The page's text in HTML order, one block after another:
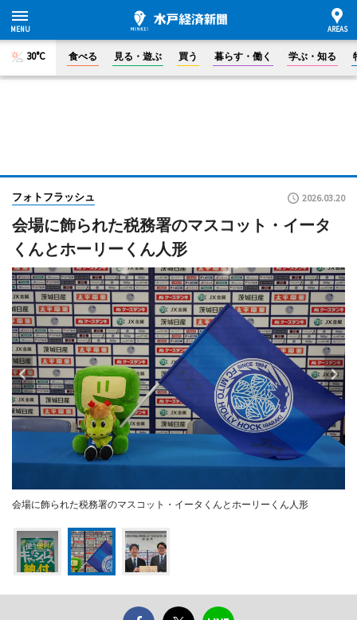
30°C 食べる 見る・遊ぶ 買う 暮らす・働く 学ぶ・知る
フォトフラッシュ 2026.03.20
会場に飾られた税務署のマスコット・イータ
くんとホーリーくん人形
会場に飾られた税務署のマスコット・イータくんとホーリーくん人形